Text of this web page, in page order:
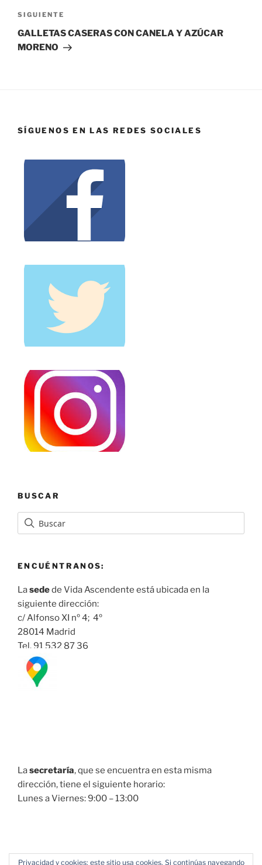
SIGUIENTE
GALLETAS CASERAS CON CANELA Y AZÚCAR
MORENO
SÍGUENOS EN LAS REDES SOCIALES
BUSCAR
ENCUÉNTRANOS:
Lasedede Vida Ascendente está ubicada en la
siguiente dirección:
c/ Alfonso XI nº 4; 4º
28014 Madrid
Tel. 91 532 87 36
Lasecretaría, que se encuentra en esta misma
dirección, tiene el siguiente horario:
Lunes a Viernes: 9:00 – 13:00
Privacidad y cookies: este sitio usa cookies. Si continúas navegando